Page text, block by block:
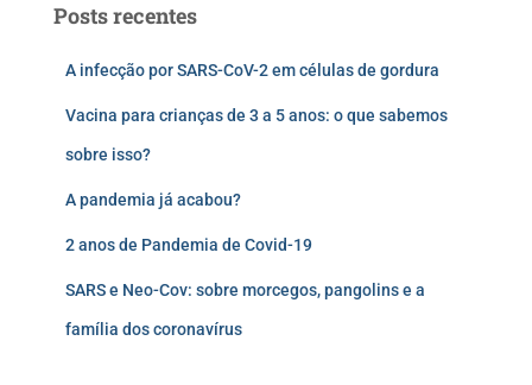
Posts recentes
A infecção por SARS-CoV-2 em células de gordura
Vacina para crianças de 3 a 5 anos: o que sabemos
sobre isso?
A pandemia já acabou?
2 anos de Pandemia de Covid-19
SARS e Neo-Cov: sobre morcegos, pangolins e a
família dos coronavírus